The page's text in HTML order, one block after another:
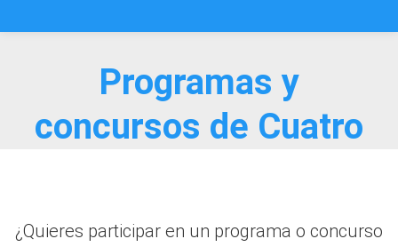
al
Programas y
concursos de Cuatro
¿Quieres participar en un programa o concurso